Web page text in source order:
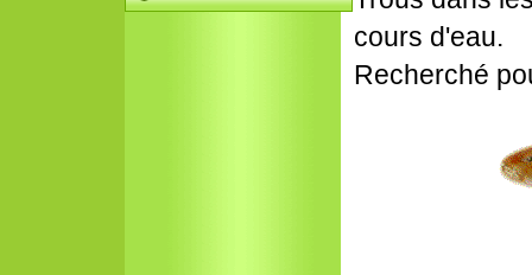
cours d'eau.
Recherché